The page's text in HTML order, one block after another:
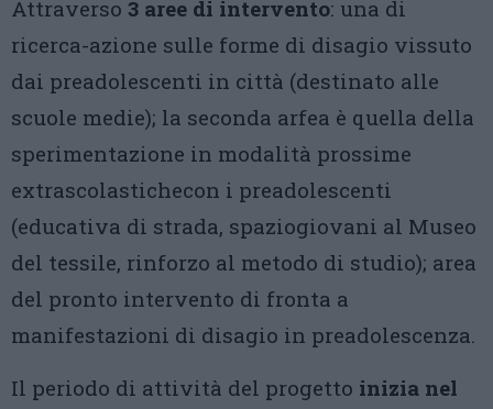
Attraverso 3 aree di intervento: una di
ricerca-azione sulle forme di disagio vissuto
dai preadolescenti in città (destinato alle
scuole medie); la seconda arfea è quella della
sperimentazione in modalità prossime
extrascolastichecon i preadolescenti
(educativa di strada, spaziogiovani al Museo
del tessile, rinforzo al metodo di studio); area
del pronto intervento di fronta a
manifestazioni di disagio in preadolescenza.
Il periodo di attività del progetto inizia nel